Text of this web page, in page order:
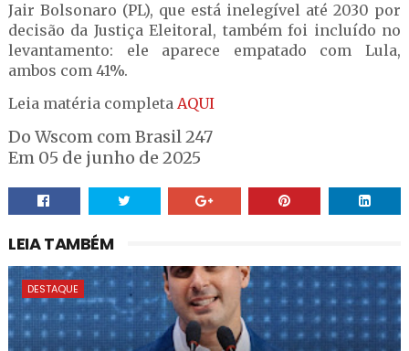
Jair Bolsonaro (PL), que está inelegível até 2030 por
decisão da Justiça Eleitoral, também foi incluído no
levantamento: ele aparece empatado com Lula,
ambos com 41%.
Leia matéria completa AQUI
Do Wscom com Brasil 247
Em 05 de junho de 2025
LEIA TAMBÉM
DESTAQUE